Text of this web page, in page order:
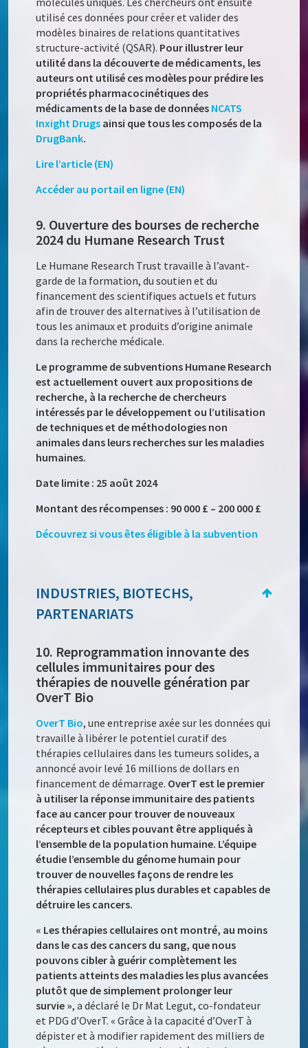
utilisé ces données pour créer et valider des
modèles binaires de relations quantitatives
structure-activité (QSAR). Pour illustrer leur
utilité dans la découverte de médicaments, les
auteurs ont utilisé ces modèles pour prédire les
propriétés pharmacocinétiques des
médicaments de la base de données NCATS
Inxight Drugs ainsi que tous les composés de la
DrugBank.
Lire l’article (EN)
Accéder au portail en ligne (EN)
9. Ouverture des bourses de recherche
2024 du Humane Research Trust
Le Humane Research Trust travaille à l’avant-
garde de la formation, du soutien et du
financement des scientifiques actuels et futurs
afin de trouver des alternatives à l’utilisation de
tous les animaux et produits d’origine animale
dans la recherche médicale.
Le programme de subventions Humane Research
est actuellement ouvert aux propositions de
recherche, à la recherche de chercheurs
intéressés par le développement ou l’utilisation
de techniques et de méthodologies non
animales dans leurs recherches sur les maladies
humaines.
Date limite : 25 août 2024
Montant des récompenses : 90 000 £ – 200 000 £
Découvrez si vous êtes éligible à la subvention
INDUSTRIES, BIOTECHS,
PARTENARIATS
10. Reprogrammation innovante des
cellules immunitaires pour des
thérapies de nouvelle génération par
OverT Bio
OverT Bio, une entreprise axée sur les données qui
travaille à libérer le potentiel curatif des
thérapies cellulaires dans les tumeurs solides, a
annoncé avoir levé 16 millions de dollars en
financement de démarrage. OverT est le premier
à utiliser la réponse immunitaire des patients
face au cancer pour trouver de nouveaux
récepteurs et cibles pouvant être appliqués à
l’ensemble de la population humaine. L’équipe
étudie l’ensemble du génome humain pour
trouver de nouvelles façons de rendre les
thérapies cellulaires plus durables et capables de
détruire les cancers.
« Les thérapies cellulaires ont montré, au moins
dans le cas des cancers du sang, que nous
pouvons cibler à guérir complètement les
patients atteints des maladies les plus avancées
plutôt que de simplement prolonger leur
survie », a déclaré le Dr Mat Legut, co-fondateur
et PDG d’OverT. « Grâce à la capacité d’OverT à
dépister et à modifier rapidement des milliers de